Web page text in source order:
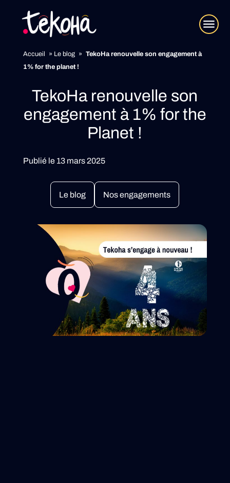
Accueil » Le blog » TekoHa renouvelle son engagement à
1% for the planet !
TekoHa renouvelle son
engagement à 1% for the
Planet !
Publié le 13 mars 2025
Le blog Nos engagements